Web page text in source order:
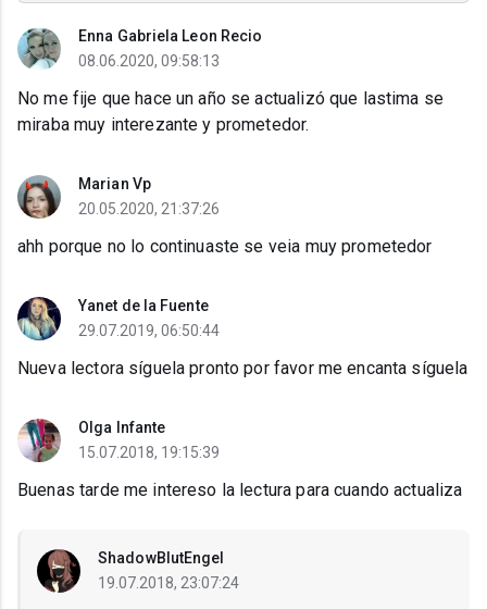
Enna Gabriela Leon Recio
08.06.2020, 09:58:13
No me fije que hace un año se actualizó que lastima se
miraba muy interezante y prometedor.
Marian Vp
20.05.2020, 21:37:26
ahh porque no lo continuaste se veia muy prometedor
Yanet de la Fuente
29.07.2019, 06:50:44
Nueva lectora síguela pronto por favor me encanta síguela
Olga Infante
15.07.2018, 19:15:39
Buenas tarde me intereso la lectura para cuando actualiza
ShadowBlutEngel
19.07.2018, 23:07:24